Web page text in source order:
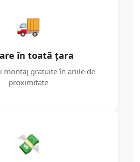
🚚
în toată țara
montaj gratuite în ariile de
proximitate
💸